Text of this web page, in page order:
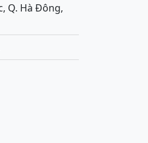
Q. Hà Đông,